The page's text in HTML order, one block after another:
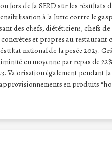
lors de la SERD sur les résultats
à la lutte contre le
des chefs, diététiciens, chefs
et propres au restaurant
national de la pesée 2023.
en moyenne par repas de
Valorisation également pendant
en produits